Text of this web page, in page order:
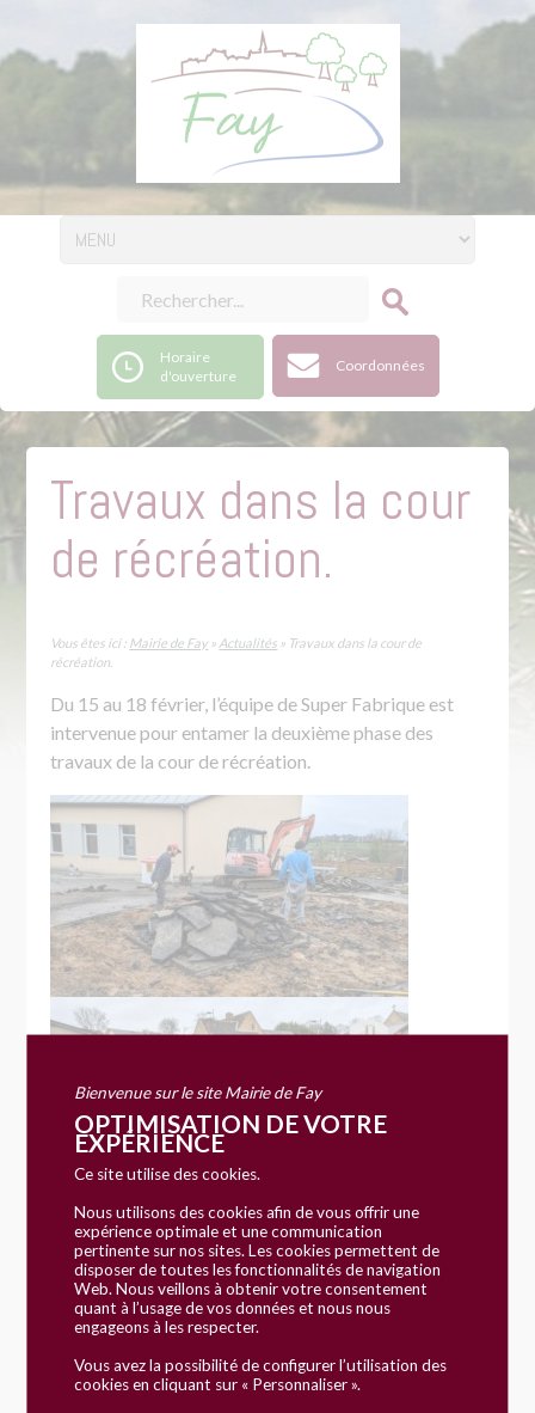
Horaire
d'ouverture
Coordonnées
Travaux dans la cour
de récréation.
Vous êtes ici : Mairie de Fay » Actualités » Travaux dans la cour de
récréation.
Du 15 au 18 février, l’équipe de Super Fabrique est
intervenue pour entamer la deuxième phase des
travaux de la cour de récréation.
Bienvenue sur le site Mairie de Fay
OPTIMISATION DE VOTRE
EXPÉRIENCE
Ce site utilise des cookies.
Nous utilisons des cookies afin de vous offrir une
expérience optimale et une communication
pertinente sur nos sites. Les cookies permettent de
disposer de toutes les fonctionnalités de navigation
Web. Nous veillons à obtenir votre consentement
quant à l’usage de vos données et nous nous
engageons à les respecter.
Vous avez la possibilité de configurer l’utilisation des
cookies en cliquant sur « Personnaliser ».